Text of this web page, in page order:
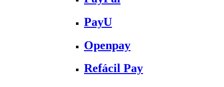
PayU
Openpay
Refácil Pay